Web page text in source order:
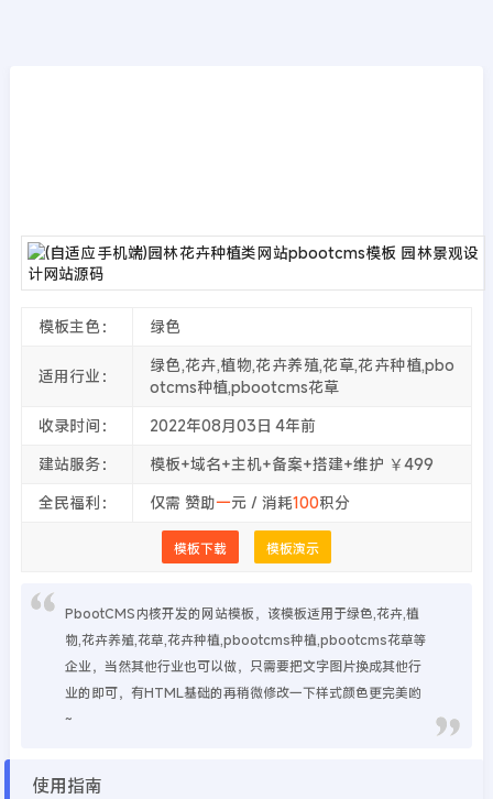
模板主色： 绿色
适用行业：
绿色,花卉,植物,花卉养殖,花草,花卉种植,pbo
otcms种植,pbootcms花草
收录时间：
2022年08月03日 4年前
建站服务：
模板+域名+主机+备案+搭建+维护 ￥499
全民福利：
仅需 赞助一元 / 消耗100积分
模板下载 模板演示
PbootCMS内核开发的网站模板，该模板适用于绿色,花卉,植
物,花卉养殖,花草,花卉种植,pbootcms种植,pbootcms花草等
企业，当然其他行业也可以做，只需要把文字图片换成其他行
业的即可，有HTML基础的再稍微修改一下样式颜色更完美哟
~
使用指南